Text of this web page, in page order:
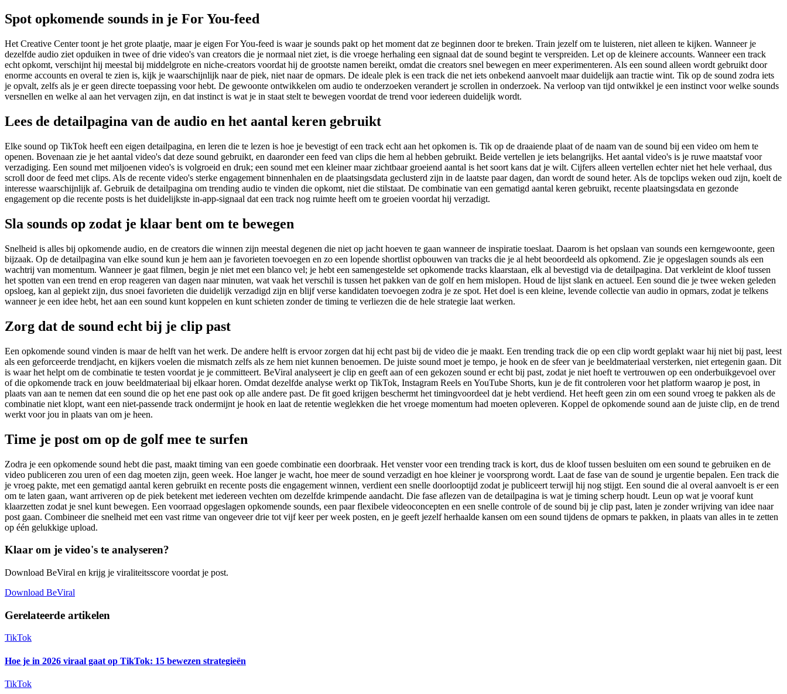
Spot opkomende sounds in je For You-feed
Het Creative Center toont je het grote plaatje, maar je eigen For You-feed is waar je sounds pakt op het moment dat ze beginnen door te breken. Train jezelf om te luisteren, niet alleen te kijken. Wanneer je
dezelfde audio ziet opduiken in twee of drie video's van creators die je normaal niet ziet, is die vroege herhaling een signaal dat de sound begint te verspreiden. Let op de kleinere accounts. Wanneer een track
echt opkomt, verschijnt hij meestal bij middelgrote en niche-creators voordat hij de grootste namen bereikt, omdat die creators snel bewegen en meer experimenteren. Als een sound alleen wordt gebruikt door
enorme accounts en overal te zien is, kijk je waarschijnlijk naar de piek, niet naar de opmars. De ideale plek is een track die net iets onbekend aanvoelt maar duidelijk aan tractie wint. Tik op de sound zodra iets
je opvalt, zelfs als je er geen directe toepassing voor hebt. De gewoonte ontwikkelen om audio te onderzoeken verandert je scrollen in onderzoek. Na verloop van tijd ontwikkel je een instinct voor welke sounds
versnellen en welke al aan het vervagen zijn, en dat instinct is wat je in staat stelt te bewegen voordat de trend voor iedereen duidelijk wordt.
Lees de detailpagina van de audio en het aantal keren gebruikt
Elke sound op TikTok heeft een eigen detailpagina, en leren die te lezen is hoe je bevestigt of een track echt aan het opkomen is. Tik op de draaiende plaat of de naam van de sound bij een video om hem te
openen. Bovenaan zie je het aantal video's dat deze sound gebruikt, en daaronder een feed van clips die hem al hebben gebruikt. Beide vertellen je iets belangrijks. Het aantal video's is je ruwe maatstaf voor
verzadiging. Een sound met miljoenen video's is volgroeid en druk; een sound met een kleiner maar zichtbaar groeiend aantal is het soort kans dat je wilt. Cijfers alleen vertellen echter niet het hele verhaal, dus
scroll door de feed met clips. Als de recente video's sterke engagement binnenhalen en de plaatsingsdata geclusterd zijn in de laatste paar dagen, dan wordt de sound heter. Als de topclips weken oud zijn, koelt de
interesse waarschijnlijk af. Gebruik de detailpagina om trending audio te vinden die opkomt, niet die stilstaat. De combinatie van een gematigd aantal keren gebruikt, recente plaatsingsdata en gezonde
engagement op die recente posts is het duidelijkste in-app-signaal dat een track nog ruimte heeft om te groeien voordat hij verzadigt.
Sla sounds op zodat je klaar bent om te bewegen
Snelheid is alles bij opkomende audio, en de creators die winnen zijn meestal degenen die niet op jacht hoeven te gaan wanneer de inspiratie toeslaat. Daarom is het opslaan van sounds een kerngewoonte, geen
bijzaak. Op de detailpagina van elke sound kun je hem aan je favorieten toevoegen en zo een lopende shortlist opbouwen van tracks die je al hebt beoordeeld als opkomend. Zie je opgeslagen sounds als een
wachtrij van momentum. Wanneer je gaat filmen, begin je niet met een blanco vel; je hebt een samengestelde set opkomende tracks klaarstaan, elk al bevestigd via de detailpagina. Dat verkleint de kloof tussen
het spotten van een trend en erop reageren van dagen naar minuten, wat vaak het verschil is tussen het pakken van de golf en hem mislopen. Houd de lijst slank en actueel. Een sound die je twee weken geleden
opsloeg, kan al gepiekt zijn, dus snoei favorieten die duidelijk verzadigd zijn en blijf verse kandidaten toevoegen zodra je ze spot. Het doel is een kleine, levende collectie van audio in opmars, zodat je telkens
wanneer je een idee hebt, het aan een sound kunt koppelen en kunt schieten zonder de timing te verliezen die de hele strategie laat werken.
Zorg dat de sound echt bij je clip past
Een opkomende sound vinden is maar de helft van het werk. De andere helft is ervoor zorgen dat hij echt past bij de video die je maakt. Een trending track die op een clip wordt geplakt waar hij niet bij past, leest
als een geforceerde trendjacht, en kijkers voelen die mismatch zelfs als ze hem niet kunnen benoemen. De juiste sound moet je tempo, je hook en de sfeer van je beeldmateriaal versterken, niet ertegenin gaan. Dit
is waar het helpt om de combinatie te testen voordat je je committeert. BeViral analyseert je clip en geeft aan of een gekozen sound er echt bij past, zodat je niet hoeft te vertrouwen op een onderbuikgevoel over
of die opkomende track en jouw beeldmateriaal bij elkaar horen. Omdat dezelfde analyse werkt op TikTok, Instagram Reels en YouTube Shorts, kun je de fit controleren voor het platform waarop je post, in
plaats van aan te nemen dat een sound die op het ene past ook op alle andere past. De fit goed krijgen beschermt het timingvoordeel dat je hebt verdiend. Het heeft geen zin om een sound vroeg te pakken als de
combinatie niet klopt, want een niet-passende track ondermijnt je hook en laat de retentie weglekken die het vroege momentum had moeten opleveren. Koppel de opkomende sound aan de juiste clip, en de trend
werkt voor jou in plaats van om je heen.
Time je post om op de golf mee te surfen
Zodra je een opkomende sound hebt die past, maakt timing van een goede combinatie een doorbraak. Het venster voor een trending track is kort, dus de kloof tussen besluiten om een sound te gebruiken en de
video publiceren zou uren of een dag moeten zijn, geen week. Hoe langer je wacht, hoe meer de sound verzadigt en hoe kleiner je voorsprong wordt. Laat de fase van de sound je urgentie bepalen. Een track die
je vroeg pakte, met een gematigd aantal keren gebruikt en recente posts die engagement winnen, verdient een snelle doorlooptijd zodat je publiceert terwijl hij nog stijgt. Een sound die al overal aanvoelt is er een
om te laten gaan, want arriveren op de piek betekent met iedereen vechten om dezelfde krimpende aandacht. Die fase aflezen van de detailpagina is wat je timing scherp houdt. Leun op wat je vooraf kunt
klaarzetten zodat je snel kunt bewegen. Een voorraad opgeslagen opkomende sounds, een paar flexibele videoconcepten en een snelle controle of de sound bij je clip past, laten je zonder wrijving van idee naar
post gaan. Combineer die snelheid met een vast ritme van ongeveer drie tot vijf keer per week posten, en je geeft jezelf herhaalde kansen om een sound tijdens de opmars te pakken, in plaats van alles in te zetten
op één gelukkige upload.
Klaar om je video's te analyseren?
Download BeViral en krijg je viraliteitsscore voordat je post.
Download BeViral
Gerelateerde artikelen
TikTok
Hoe je in 2026 viraal gaat op TikTok: 15 bewezen strategieën
TikTok